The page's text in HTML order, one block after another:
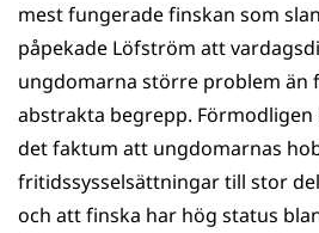
mest fungerade finskan som
påpekade Löfström att
ungdomarna större problem än
abstrakta begrepp.
det faktum att ungdomarnas
fritidssysselsättningar till stor
och att finska har hög status